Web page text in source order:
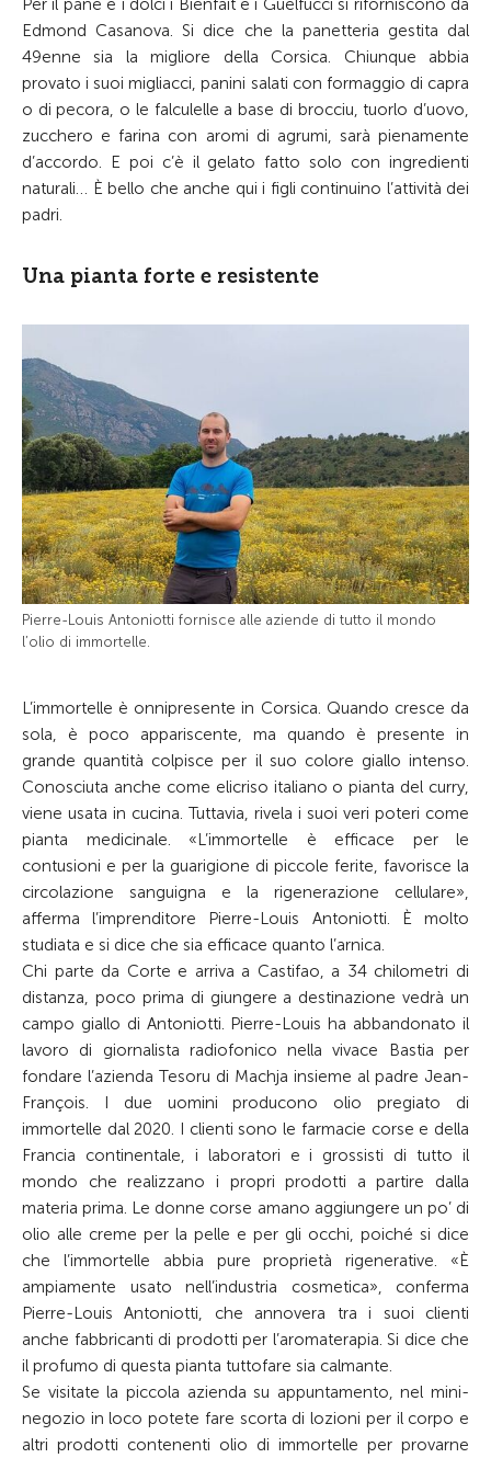
Per il pane e i dolci i Bienfait e i Guelfucci si riforniscono da
Edmond Casanova. Si dice che la panetteria gestita dal
49enne sia la migliore della Corsica. Chiunque abbia
provato i suoi migliacci, panini salati con formaggio di capra
o di pecora, o le falculelle a base di brocciu, tuorlo d’uovo,
zucchero e farina con aromi di agrumi, sarà pienamente
d’accordo. E poi c’è il gelato fatto solo con ingredienti
naturali… È bello che anche qui i figli continuino l’attività dei
padri.
Una pianta forte e resistente
Pierre-Louis Antoniotti fornisce alle aziende di tutto il mondo
l’olio di immortelle.
L’immortelle è onnipresente in Corsica. Quando cresce da
sola, è poco appariscente, ma quando è presente in
grande quantità colpisce per il suo colore giallo intenso.
Conosciuta anche come elicriso italiano o pianta del curry,
viene usata in cucina. Tuttavia, rivela i suoi veri poteri come
pianta medicinale. «L’immortelle è efficace per le
contusioni e per la guarigione di piccole ferite, favorisce la
circolazione sanguigna e la rigenerazione cellulare»,
afferma l’imprenditore Pierre-Louis Antoniotti. È molto
studiata e si dice che sia efficace quanto l’arnica.
Chi parte da Corte e arriva a Castifao, a 34 chilometri di
distanza, poco prima di giungere a destinazione vedrà un
campo giallo di Antoniotti. Pierre-Louis ha abbandonato il
lavoro di giornalista radio­fonico nella vivace Bastia per
fondare l’azienda Tesoru di Machja insieme al padre Jean-
François. I due uomini producono olio pregiato di
immortelle dal 2020. I clienti sono le farmacie corse e della
Francia continentale, i laboratori e i grossisti di tutto il
mondo che realizzano i propri prodotti a partire dalla
materia prima. Le donne corse amano aggiungere un po’ di
olio alle creme per la pelle e per gli occhi, poiché si dice
che l’immortelle abbia pure proprietà rigenerative. «È
ampiamente usato nell’industria cosmetica», conferma
Pierre-Louis Antoniotti, che annovera tra i suoi clienti
anche fabbricanti di prodotti per l’aromaterapia. Si dice che
il profumo di questa pianta tuttofare sia calmante.
Se visitate la piccola azienda su appuntamento, nel mini-
negozio in loco potete fare scorta di lozioni per il corpo e
altri prodotti contenenti olio di immortelle per provarne